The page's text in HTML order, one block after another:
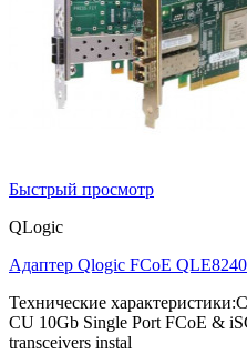
Быстрый просмотр
QLogic
Адаптер Qlogic FCoE
Технические
CU 10Gb Single Port FCoE &
transceivers instal